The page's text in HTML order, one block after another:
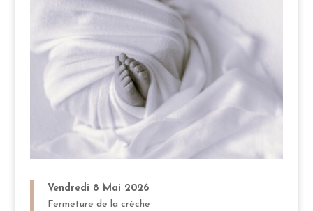
Vendredi 8 Mai 2026
Fermeture de la crèche